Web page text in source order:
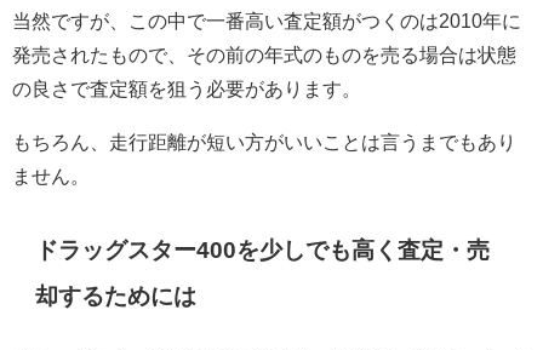
当然ですが、この中で一番高い査定額がつくのは2010年に
発売されたもので、その前の年式のものを売る場合は状態
の良さで査定額を狙う必要があります。
もちろん、走行距離が短い方がいいことは言うまでもあり
ません。
ドラッグスター400を少しでも高く査定・売
却するためには